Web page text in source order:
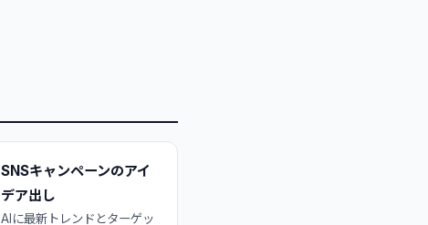
SNSキャンペーンのアイ
デア出し
AIに最新トレンドとターゲッ